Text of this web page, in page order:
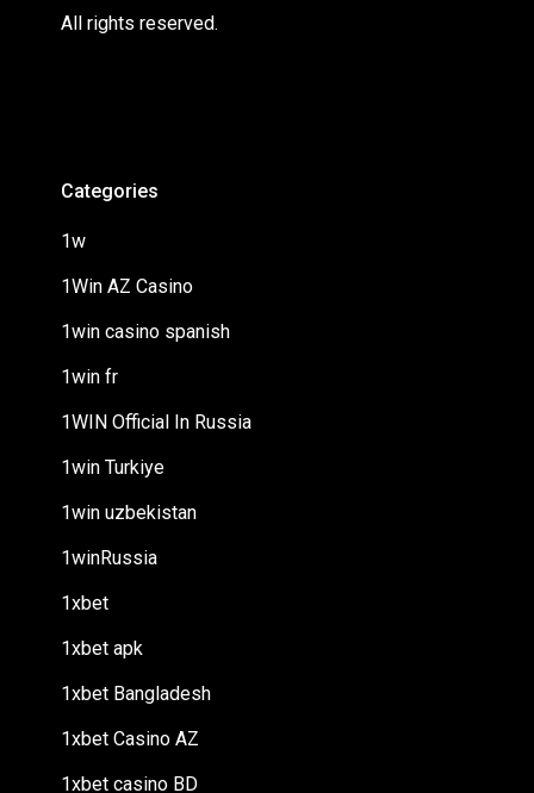
All rights reserved.
Categories
1w
1Win AZ Casino
1win casino spanish
1win fr
1WIN Official In Russia
1win Turkiye
1win uzbekistan
1winRussia
1xbet
1xbet apk
1xbet Bangladesh
1xbet Casino AZ
1xbet casino BD